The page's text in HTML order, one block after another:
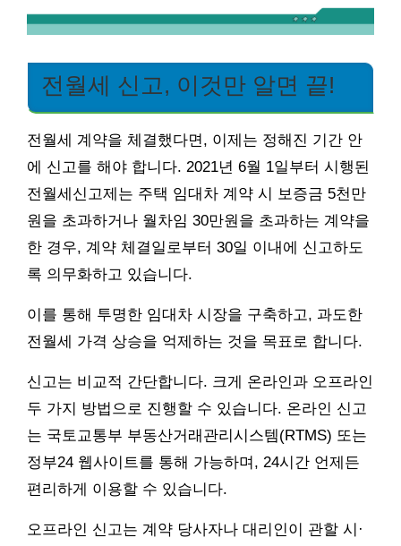
전월세 신고, 이것만 알면 끝!
전월세 계약을 체결했다면, 이제는 정해진 기간 안
에 신고를 해야 합니다. 2021년 6월 1일부터 시행된
전월세신고제는 주택 임대차 계약 시 보증금 5천만
원을 초과하거나 월차임 30만원을 초과하는 계약을
한 경우, 계약 체결일로부터 30일 이내에 신고하도
록 의무화하고 있습니다.
이를 통해 투명한 임대차 시장을 구축하고, 과도한
전월세 가격 상승을 억제하는 것을 목표로 합니다.
신고는 비교적 간단합니다. 크게 온라인과 오프라인
두 가지 방법으로 진행할 수 있습니다. 온라인 신고
는 국토교통부 부동산거래관리시스템(RTMS) 또는
정부24 웹사이트를 통해 가능하며, 24시간 언제든
편리하게 이용할 수 있습니다.
오프라인 신고는 계약 당사자나 대리인이 관할 시·